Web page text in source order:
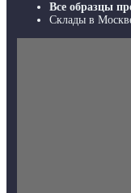
Все образцы
Склады в